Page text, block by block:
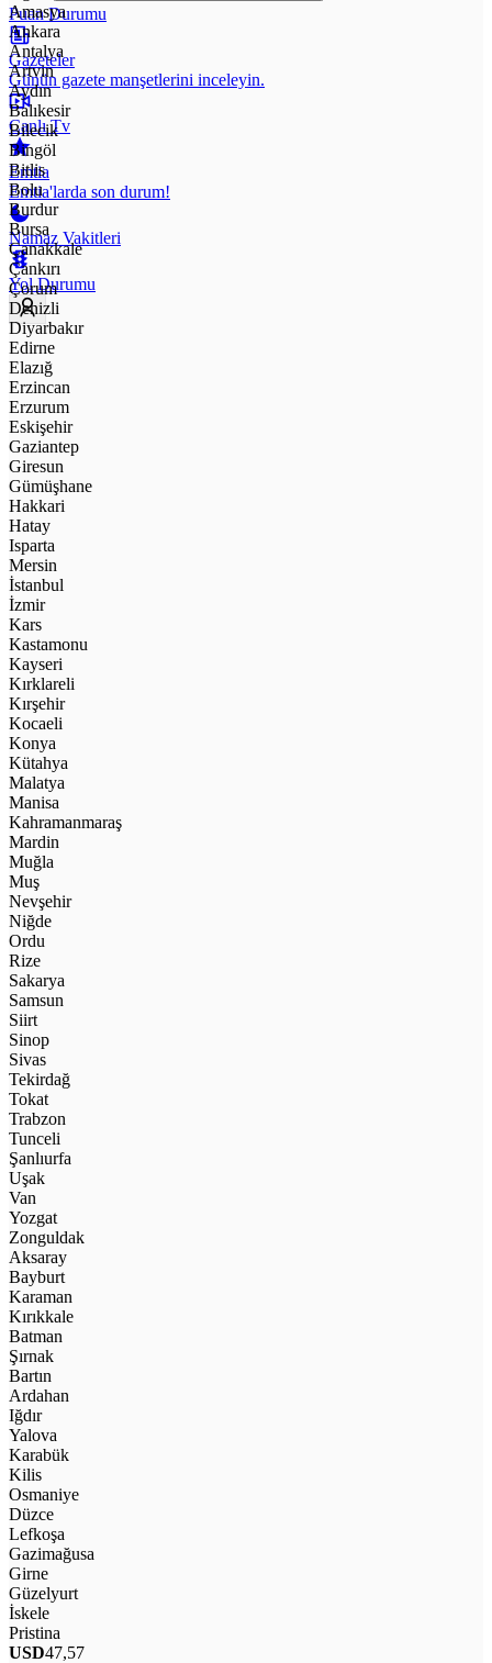
Puan Durumu
Gazeteler
Günün gazete manşetlerini inceleyin.
Canlı Tv
Emtia
Emtia'larda son durum!
Namaz Vakitleri
Yol Durumu
Amasya
Ankara
Antalya
Artvin
Aydın
Balıkesir
Bilecik
Bingöl
Bitlis
Bolu
Burdur
Bursa
Çanakkale
Çankırı
Çorum
Denizli
Diyarbakır
Edirne
Elazığ
Erzincan
Erzurum
Eskişehir
Gaziantep
Giresun
Gümüşhane
Hakkari
Hatay
Isparta
Mersin
İstanbul
İzmir
Kars
Kastamonu
Kayseri
Kırklareli
Kırşehir
Kocaeli
Konya
Kütahya
Malatya
Manisa
Kahramanmaraş
Mardin
Muğla
Muş
Nevşehir
Niğde
Ordu
Rize
Sakarya
Samsun
Siirt
Sinop
Sivas
Tekirdağ
Tokat
Trabzon
Tunceli
Şanlıurfa
Uşak
Van
Yozgat
Zonguldak
Aksaray
Bayburt
Karaman
Kırıkkale
Batman
Şırnak
Bartın
Ardahan
Iğdır
Yalova
Karabük
Kilis
Osmaniye
Düzce
Lefkoşa
Gazimağusa
Girne
Güzelyurt
İskele
Pristina
USD47,57